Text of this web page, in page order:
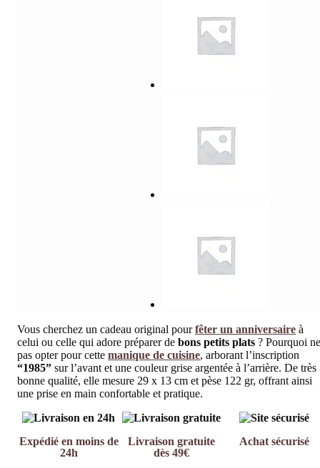
Vous cherchez un cadeau original pourfêter un anniversaire à
celui ou celle qui adore préparer de bons petits plats ? Pourquoi ne
pas opter pour cette manique de cuisine, arborant l’inscription
“1985” sur l’avant et une couleur grise argentée à l’arrière. De très
bonne qualité, elle mesure 29 x 13 cm et pèse 122 gr, offrant ainsi
une prise en main confortable et pratique.
Expédié en moins de
24h
Livraison gratuite
dès 49€
Achat sécurisé